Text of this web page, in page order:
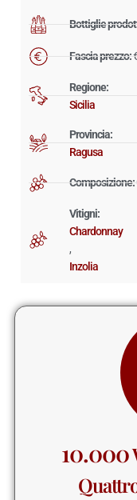
Bottiglie
Fascia prezzo:
Regione:
Sicilia
Provincia:
Ragusa
Composizione:
Vitigni:
Chardonnay
,
Inzolia
10.000